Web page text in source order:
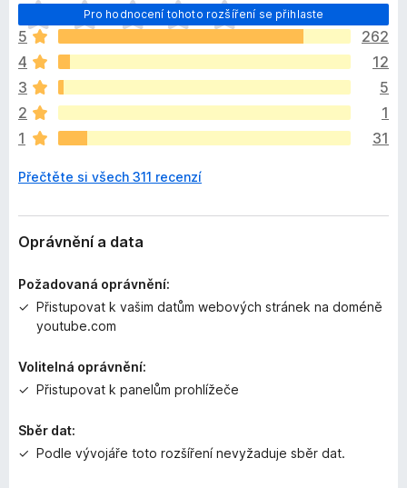
https://github.com/Vulpelo/hide-youtube-shorts
YouTube™ and YouTube Shorts™ are trademark of Google
Inc.
t
d
o
Pro hodnocení tohoto rozšíření se přihlaste
Z
a
t
í
m
n
e
h
d
o
c
n
5
262
4
12
3
5
2
1
1
31
Přečtěte si všech 311 recenzí
Oprávnění a data
Požadovaná oprávnění:
Přistupovat k vašim datům webových stránek na doméně
youtube.com
Volitelná oprávnění:
Přistupovat k panelům prohlížeče
Sběr dat:
Podle vývojáře toto rozšíření nevyžaduje sběr dat.